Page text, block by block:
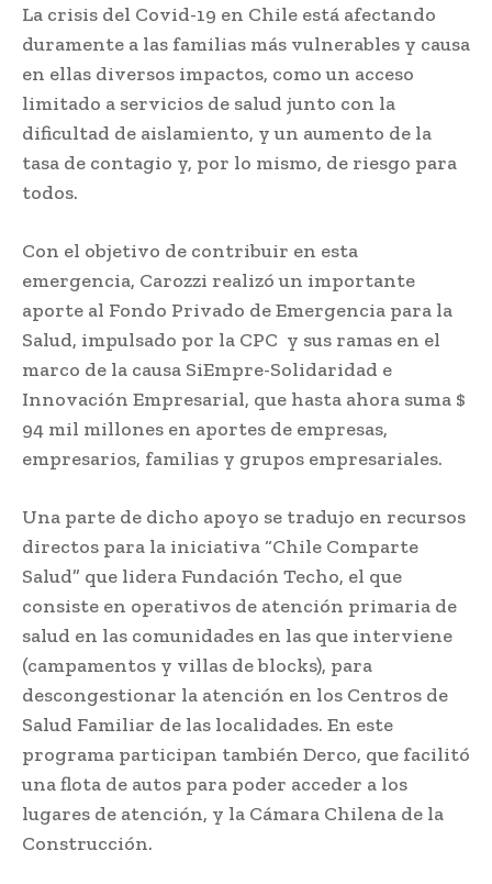
La crisis del Covid-19 en Chile está afectando
duramente a las familias más vulnerables y causa
en ellas diversos impactos, como un acceso
limitado a servicios de salud junto con la
dificultad de aislamiento, y un aumento de la
tasa de contagio y, por lo mismo, de riesgo para
todos.
Con el objetivo de contribuir en esta
emergencia, Carozzi realizó un importante
aporte al Fondo Privado de Emergencia para la
Salud, impulsado por la CPC y sus ramas en el
marco de la causa SiEmpre-Solidaridad e
Innovación Empresarial, que hasta ahora suma $
94 mil millones en aportes de empresas,
empresarios, familias y grupos empresariales.
Una parte de dicho apoyo se tradujo en recursos
directos para la iniciativa “Chile Comparte
Salud” que lidera Fundación Techo, el que
consiste en operativos de atención primaria de
salud en las comunidades en las que interviene
(campamentos y villas de blocks), para
descongestionar la atención en los Centros de
Salud Familiar de las localidades. En este
programa participan también Derco, que facilitó
una flota de autos para poder acceder a los
lugares de atención, y la Cámara Chilena de la
Construcción.